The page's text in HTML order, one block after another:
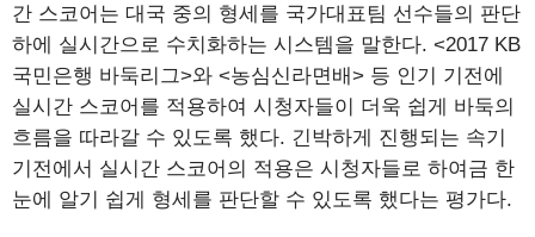
간 스코어는 대국 중의 형세를 국가대표팀 선수들의 판단
하에 실시간으로 수치화하는 시스템을 말한다. <2017 KB
국민은행 바둑리그>와 <농심신라면배> 등 인기 기전에
실시간 스코어를 적용하여 시청자들이 더욱 쉽게 바둑의
흐름을 따라갈 수 있도록 했다. 긴박하게 진행되는 속기
기전에서 실시간 스코어의 적용은 시청자들로 하여금 한
눈에 알기 쉽게 형세를 판단할 수 있도록 했다는 평가다.